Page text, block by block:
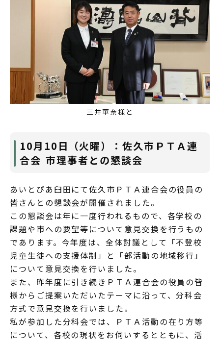
三井華奈様と
10月10日（火曜）：佐久市ＰＴＡ連
合会 市理事者との懇談会
あいとぴあ臼田にて佐久市ＰＴＡ連合会の役員の
皆さんとの懇談会が開催されました。
この懇談会は年に一度行われるもので、各学校の
課題や市への要望等について意見交換を行うもの
であります。今年度は、全体討議として「不登校
児童生徒への支援体制」と「部活動の地域移行」
について意見交換を行いました。
また、昨年度に引き続きＰＴＡ連合会の役員の皆
様からご提案いただいたテーマに沿って、分科会
方式で意見交換を行いました。
私が参加した分科会では、ＰＴＡ活動の在り方等
について、各校の現状をお伺いするとともに、活